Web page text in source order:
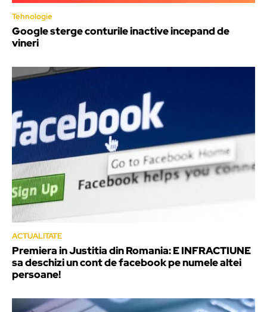
Tehnologie
Google sterge conturile inactive incepand de
vineri
ACTUALITATE
Premiera in Justitia din Romania: E INFRACTIUNE
sa deschizi un cont de facebook pe numele altei
persoane!